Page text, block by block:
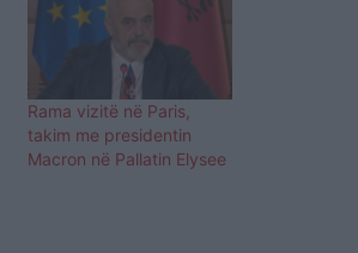
Rama vizitë në Paris,
takim me presidentin
Macron në Pallatin Elysee